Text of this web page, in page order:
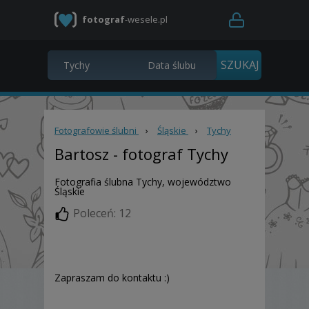
fotograf-wesele.pl
Fotografowie ślubni › Śląskie › Tychy
Bartosz - fotograf Tychy
Fotografia ślubna Tychy, województwo
Śląskie
Poleceń: 12
Zapraszam do kontaktu :)